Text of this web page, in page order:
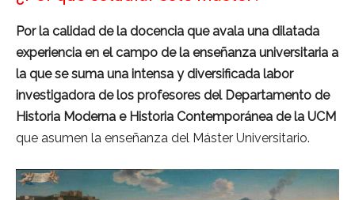
Por la calidad de la docencia que avala una dilatada
experiencia en el campo de la enseñanza universitaria a
la que se suma una intensa y diversificada labor
investigadora de los profesores del Departamento de
Historia Moderna e Historia Contemporánea de la UCM
que asumen la enseñanza del Máster Universitario.